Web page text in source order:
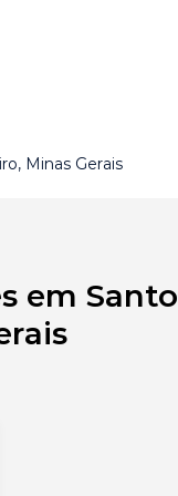
Minas Gerais
em Santo